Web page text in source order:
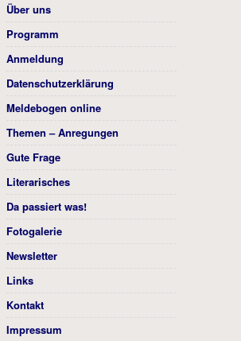
Über uns
Programm
Anmeldung
Datenschutzerklärung
Meldebogen online
Themen – Anregungen
Gute Frage
Literarisches
Da passiert was!
Fotogalerie
Newsletter
Links
Kontakt
Impressum